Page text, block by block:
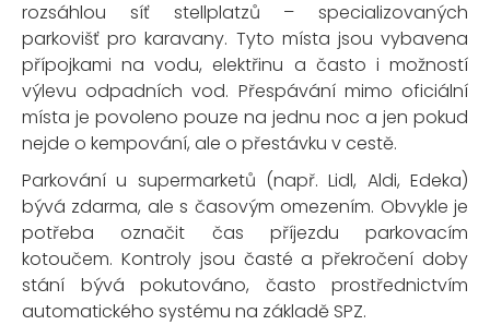
rozsáhlou síť stellplatzů – specializovaných
parkovišť pro karavany. Tyto místa jsou vybavena
přípojkami na vodu, elektřinu a často i možností
výlevu odpadních vod. Přespávání mimo oficiální
místa je povoleno pouze na jednu noc a jen pokud
nejde o kempování, ale o přestávku v cestě.
Parkování u supermarketů (např. Lidl, Aldi, Edeka)
bývá zdarma, ale s časovým omezením. Obvykle je
potřeba označit čas příjezdu parkovacím
kotoučem. Kontroly jsou časté a překročení doby
stání bývá pokutováno, často prostřednictvím
automatického systému na základě SPZ.